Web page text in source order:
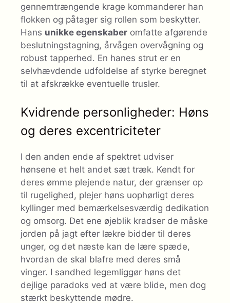
gennemtrængende krage kommanderer han
flokken og påtager sig rollen som beskytter.
Hans unikke egenskaber omfatte afgørende
beslutningstagning, årvågen overvågning og
robust tapperhed. En hanes strut er en
selvhævdende udfoldelse af styrke beregnet
til at afskrække eventuelle trusler.
Kvidrende personligheder: Høns
og deres excentriciteter
I den anden ende af spektret udviser
hønsene et helt andet sæt træk. Kendt for
deres ømme plejende natur, der grænser op
til rugelighed, plejer høns uophørligt deres
kyllinger med bemærkelsesværdig dedikation
og omsorg. Det ene øjeblik kradser de måske
jorden på jagt efter lækre bidder til deres
unger, og det næste kan de lære spæde,
hvordan de skal blafre med deres små
vinger. I sandhed legemliggør høns det
dejlige paradoks ved at være blide, men dog
stærkt beskyttende mødre.